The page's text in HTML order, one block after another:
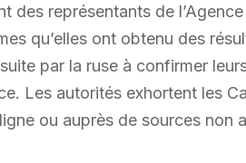
des représentants de
qu’elles ont obtenu des
par la ruse à confirmer
Les autorités exhortent les
ou auprès de sources non